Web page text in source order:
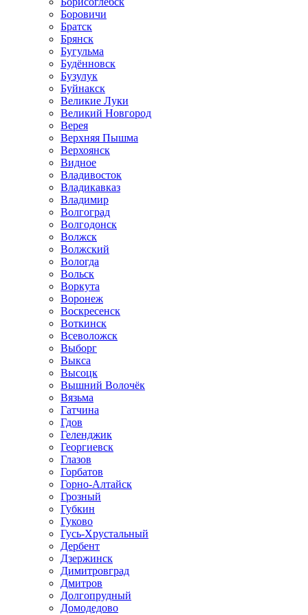
Боровичи
Братск
Брянск
Бугульма
Будённовск
Бузулук
Буйнакск
Великие Луки
Великий Новгород
Верея
Верхняя Пышма
Верхоянск
Видное
Владивосток
Владикавказ
Владимир
Волгоград
Волгодонск
Волжск
Волжский
Вологда
Вольск
Воркута
Воронеж
Воскресенск
Воткинск
Всеволожск
Выборг
Выкса
Высоцк
Вышний Волочёк
Вязьма
Гатчина
Гдов
Геленджик
Георгиевск
Глазов
Горбатов
Горно-Алтайск
Грозный
Губкин
Гуково
Гусь-Хрустальный
Дербент
Дзержинск
Димитровград
Дмитров
Долгопрудный
Домодедово